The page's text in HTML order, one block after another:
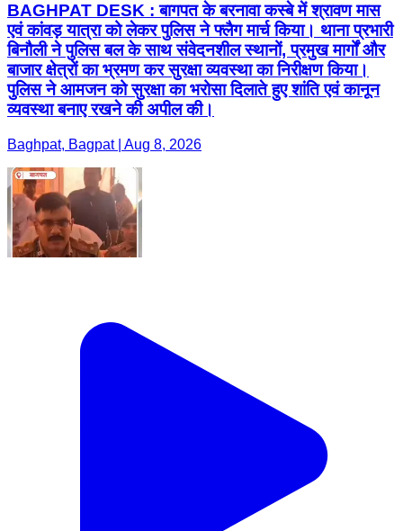
BAGHPAT DESK : बागपत के बरनावा कस्बे में श्रावण मास
एवं कांवड़ यात्रा को लेकर पुलिस ने फ्लैग मार्च किया। थाना प्रभारी
बिनौली ने पुलिस बल के साथ संवेदनशील स्थानों, प्रमुख मार्गों और
बाजार क्षेत्रों का भ्रमण कर सुरक्षा व्यवस्था का निरीक्षण किया।
पुलिस ने आमजन को सुरक्षा का भरोसा दिलाते हुए शांति एवं कानून
व्यवस्था बनाए रखने की अपील की।
Baghpat, Bagpat | Aug 8, 2026